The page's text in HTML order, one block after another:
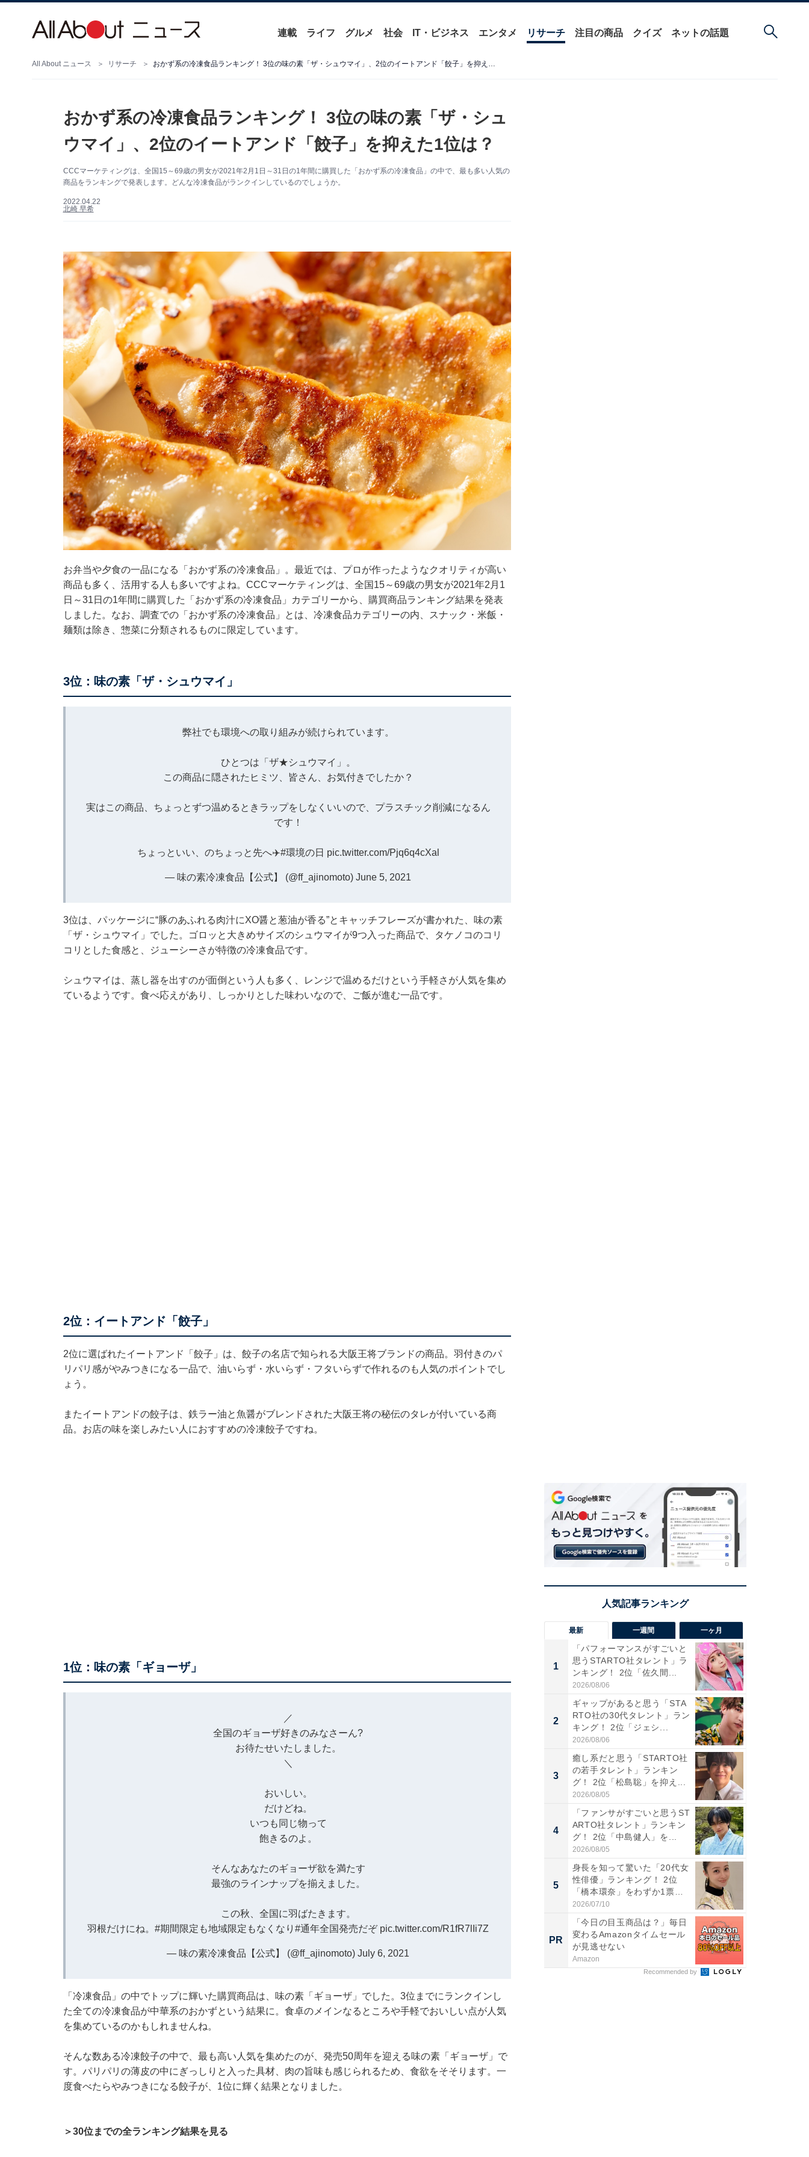
連載 ライフ グルメ 社会 IT・ビジネス エンタメ リサーチ 注目の商品 クイズ ネットの話題
All About ニュース リサーチ おかず系の冷凍食品ランキング！ 3位の味の素「ザ・シュウマイ」、2位のイートアンド「餃子」を抑えた1位は？
おかず系の冷凍食品ランキング！ 3位の味の素「ザ・シュ
ウマイ」、2位のイートアンド「餃子」を抑えた1位は？
CCCマーケティングは、全国15～69歳の男女が2021年2月1日～31日の1年間に購買した「おかず系の冷凍食品」の中で、最も多い人気の
商品をランキングで発表します。どんな冷凍食品がランクインしているのでしょうか。
2022.04.22
北崎 早希
お弁当や夕食の一品になる「おかず系の冷凍食品」。最近では、プロが作ったようなクオリティが高い
商品も多く、活用する人も多いですよね。CCCマーケティングは、全国15～69歳の男女が2021年2月1
日～31日の1年間に購買した「おかず系の冷凍食品」カテゴリーから、購買商品ランキング結果を発表
しました。なお、調査での「おかず系の冷凍食品」とは、冷凍食品カテゴリーの内、スナック・米飯・
麺類は除き、惣菜に分類されるものに限定しています。
3位：味の素「ザ・シュウマイ」
弊社でも環境への取り組みが続けられています。
ひとつは「ザ★シュウマイ」。
この商品に隠されたヒミツ、皆さん、お気付きでしたか？
実はこの商品、ちょっとずつ温めるときラップをしなくいいので、プラスチック削減になるん
です！
ちょっといい、のちょっと先へ✈️#環境の日 pic.twitter.com/Pjq6q4cXal
— 味の素冷凍食品【公式】 (@ff_ajinomoto) June 5, 2021
3位は、パッケージに“豚のあふれる肉汁にXO醤と葱油が香る”とキャッチフレーズが書かれた、味の素
「ザ・シュウマイ」でした。ゴロッと大きめサイズのシュウマイが9つ入った商品で、タケノコのコリ
コリとした食感と、ジューシーさが特徴の冷凍食品です。
シュウマイは、蒸し器を出すのが面倒という人も多く、レンジで温めるだけという手軽さが人気を集め
ているようです。食べ応えがあり、しっかりとした味わいなので、ご飯が進む一品です。
2位：イートアンド「餃子」
2位に選ばれたイートアンド「餃子」は、餃子の名店で知られる大阪王将ブランドの商品。羽付きのパ
リパリ感がやみつきになる一品で、油いらず・水いらず・フタいらずで作れるのも人気のポイントでし
ょう。
またイートアンドの餃子は、鉄ラー油と魚醤がブレンドされた大阪王将の秘伝のタレが付いている商
品。お店の味を楽しみたい人におすすめの冷凍餃子ですね。
1位：味の素「ギョーザ」
／
全国のギョーザ好きのみなさーん?
お待たせいたしました。
＼
おいしい。
だけどね。
いつも同じ物って
飽きるのよ。
そんなあなたのギョーザ欲を満たす
最強のラインナップを揃えました。
この秋、全国に羽ばたきます。
羽根だけにね。 #期間限定も地域限定もなくなり #通年全国発売だぞ pic.twitter.com/R1fR7lIi7Z
— 味の素冷凍食品【公式】 (@ff_ajinomoto) July 6, 2021
「冷凍食品」の中でトップに輝いた購買商品は、味の素「ギョーザ」でした。3位までにランクインし
た全ての冷凍食品が中華系のおかずという結果に。食卓のメインなるところや手軽でおいしい点が人気
を集めているのかもしれませんね。
そんな数ある冷凍餃子の中で、最も高い人気を集めたのが、発売50周年を迎える味の素「ギョーザ」で
す。パリパリの薄皮の中にぎっしりと入った具材、肉の旨味も感じられるため、食欲をそそります。一
度食べたらやみつきになる餃子が、1位に輝く結果となりました。
＞30位までの全ランキング結果を見る
最新 一週間 一ヶ月
1
「パフォーマンスがすごいと
思うSTARTO社タレント」ラ
ンキング！ 2位「佐久間...
2026/08/06
2
ギャップがあると思う「STA
RTO社の30代タレント」ラン
キング！ 2位「ジェシ...
2026/08/06
3
癒し系だと思う「STARTO社
の若手タレント」ランキン
グ！ 2位「松島聡」を抑え...
2026/08/05
4
「ファンサがすごいと思うST
ARTO社タレント」ランキン
グ！ 2位「中島健人」を...
2026/08/05
5
身長を知って驚いた「20代女
性俳優」ランキング！ 2位
「橋本環奈」をわずか1票
差...
2026/07/10
PR
「今日の目玉商品は？」毎日
変わるAmazonタイムセール
が見逃せない
Amazon
Recommended by